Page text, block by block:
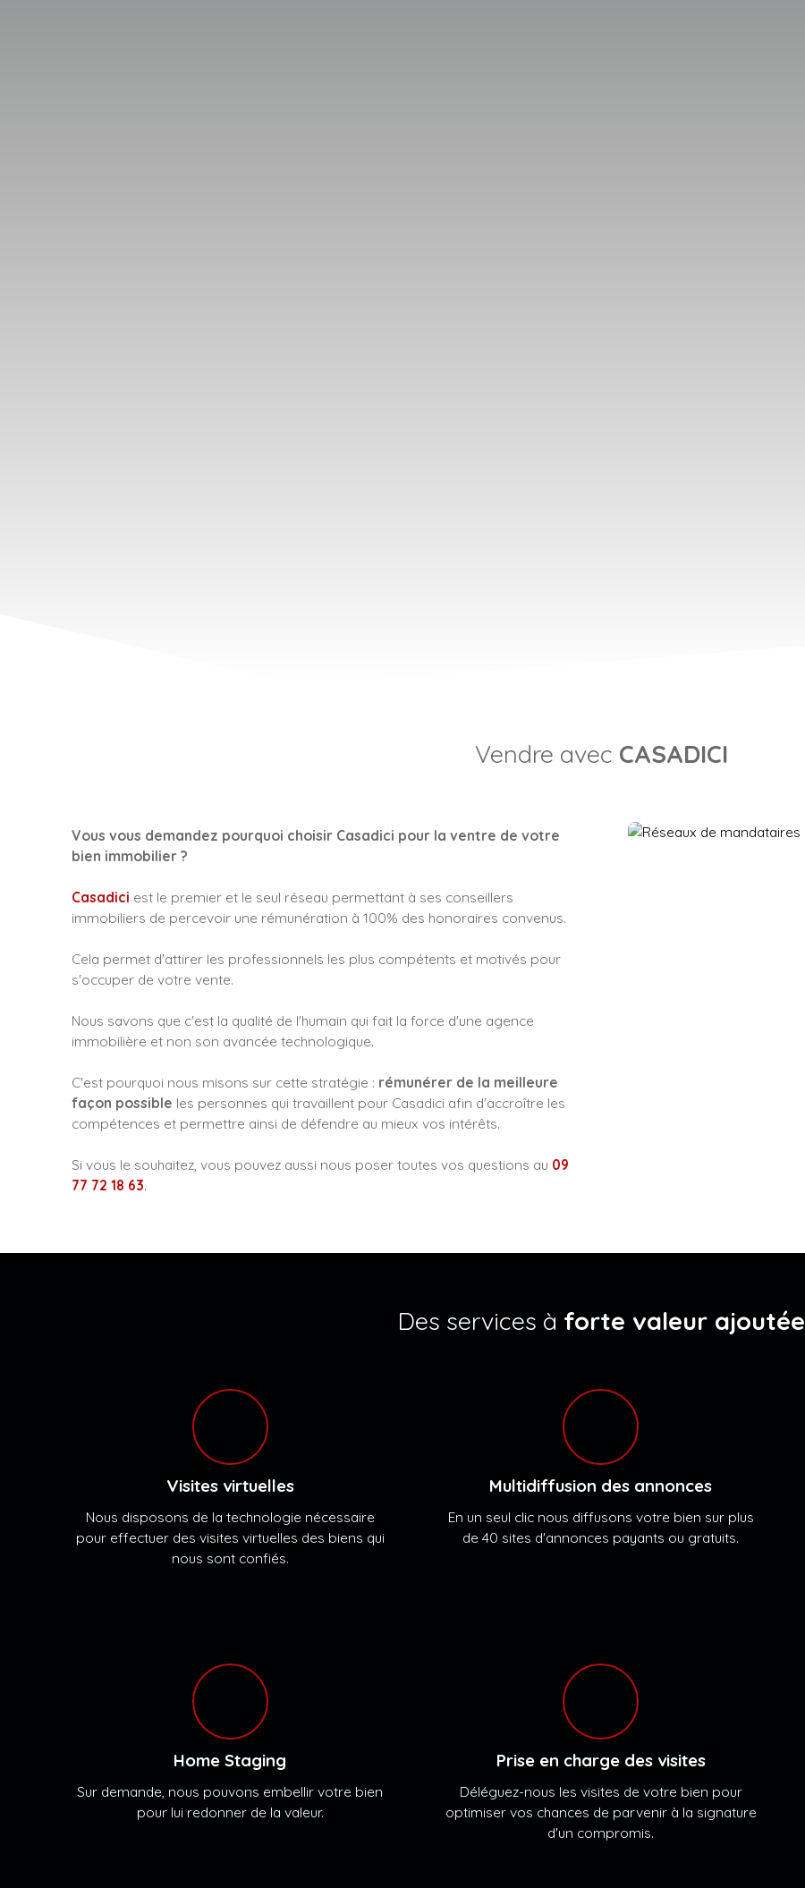
Vendre avec CASADICI
Vous vous demandez pourquoi choisir Casadici pour la ventre de votre
bien immobilier ?
Casadici est le premier et le seul réseau permettant à ses conseillers
immobiliers de percevoir une rémunération à 100% des honoraires convenus.
Cela permet d'attirer les professionnels les plus compétents et motivés pour
s'occuper de votre vente.
Nous savons que c'est la qualité de l'humain qui fait la force d'une agence
immobilière et non son avancée technologique.
C'est pourquoi nous misons sur cette stratégie : rémunérer de la meilleure
façon possible les personnes qui travaillent pour Casadici afin d'accroître les
compétences et permettre ainsi de défendre au mieux vos intérêts.
Si vous le souhaitez, vous pouvez aussi nous poser toutes vos questions au 09
77 72 18 63.
Des services à forte valeur ajoutée
Visites virtuelles
Nous disposons de la technologie nécessaire
pour effectuer des visites virtuelles des biens qui
nous sont confiés.
Multidiffusion des annonces
En un seul clic nous diffusons votre bien sur plus
de 40 sites d'annonces payants ou gratuits.
Home Staging
Sur demande, nous pouvons embellir votre bien
pour lui redonner de la valeur.
Prise en charge des visites
Déléguez-nous les visites de votre bien pour
optimiser vos chances de parvenir à la signature
d'un compromis.